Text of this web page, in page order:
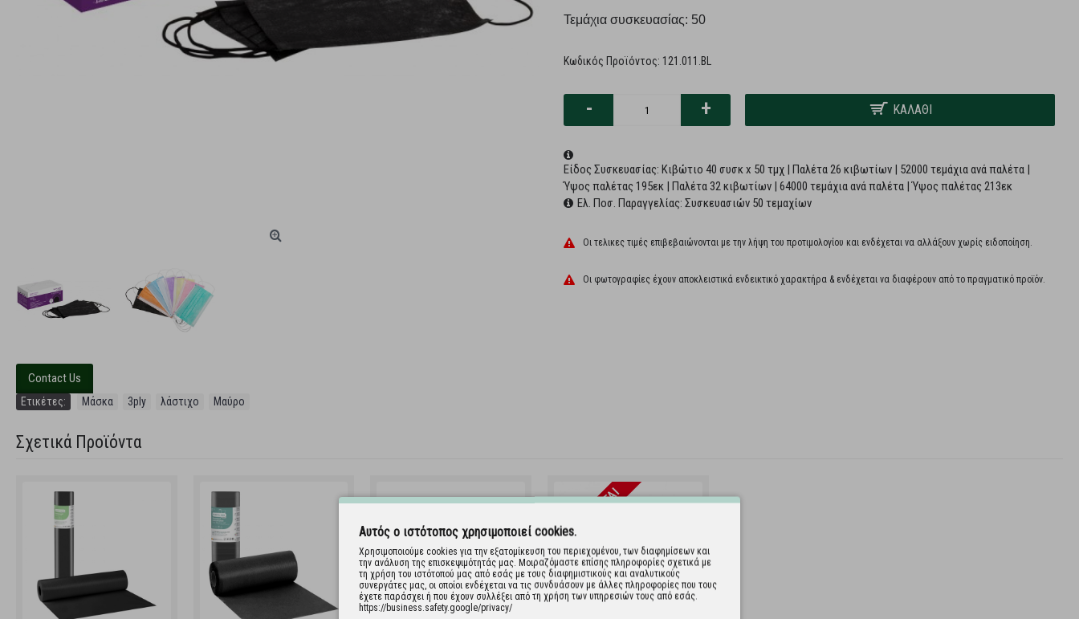
Τεμάχια συσκευασίας: 50
Κωδικός Προϊόντος: 121.011.BL
- + ΚΑΛΆΘΙ
Είδος Συσκευασίας: Κιβώτιο 40 συσκ x 50 τμχ | Παλέτα 26 κιβωτίων | 52000 τεμάχια ανά παλέτα |
Ύψος παλέτας 195εκ | Παλέτα 32 κιβωτίων | 64000 τεμάχια ανά παλέτα | Ύψος παλέτας 213εκ
Ελ. Ποσ. Παραγγελίας: Συσκευασιών 50 τεμαχίων
Οι τελικες τιμές επιβεβαιώνονται με την λήψη του προτιμολογίου και ενδέχεται να αλλάξουν χωρίς ειδοποίηση.
Οι φωτογραφίες έχουν αποκλειστικά ενδεικτικό χαρακτήρα & ενδέχεται να διαφέρoυν από το πραγματικό προϊόν.
Contact Us
Ετικέτες: Μάσκα 3ply λάστιχο Μαύρο
Σχετικά Προϊόντα
AΝΑΜΈΝΕΤΑΙ
Αυτός ο ιστότοπος χρησιμοποιεί cookies.
Χρησιμοποιούμε cookies για την εξατομίκευση του περιεχομένου, των διαφημίσεων και
την ανάλυση της επισκεψιμότητάς μας. Μοιραζόμαστε επίσης πληροφορίες σχετικά με
τη χρήση του ιστότοπού μας από εσάς με τους διαφημιστικούς και αναλυτικούς
συνεργάτες μας, οι οποίοι ενδέχεται να τις συνδυάσουν με άλλες πληροφορίες που τους
έχετε παράσχει ή που έχουν συλλέξει από τη χρήση των υπηρεσιών τους από εσάς.
https://business.safety.google/privacy/